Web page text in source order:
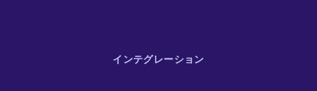
インテグレーション